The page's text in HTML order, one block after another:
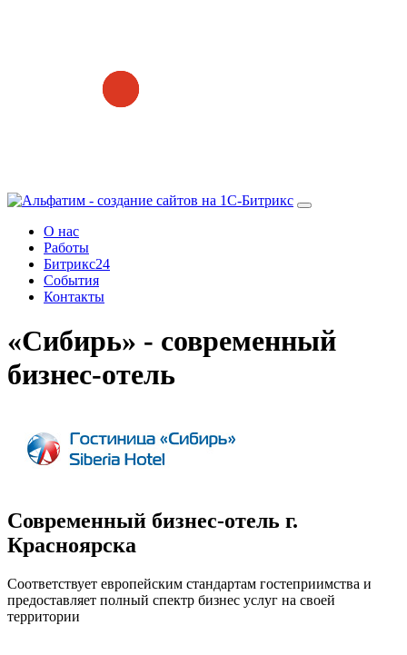
О нас
Работы
Битрикс24
События
Контакты
«Сибирь» - современный
бизнес-отель
Современный бизнес-отель г.
Красноярска
Соответствует европейским стандартам гостеприимства и
предоставляет полный спектр бизнес услуг на своей
территории